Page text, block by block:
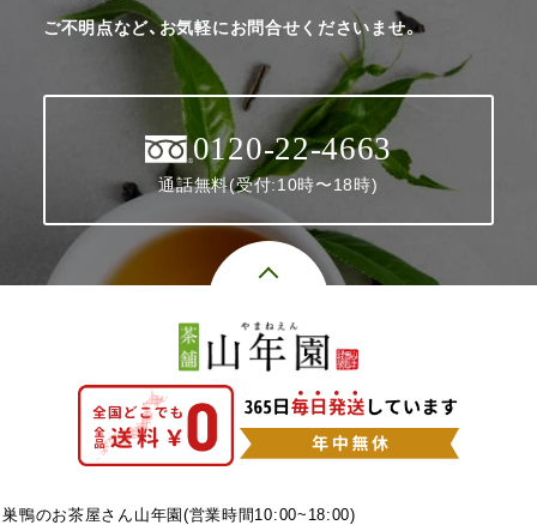
ご不明点など、お気軽にお問合せくださいませ。
0120-22-4663
通話無料(受付:10時〜18時)
巣鴨のお茶屋さん山年園(営業時間10:00~18:00)